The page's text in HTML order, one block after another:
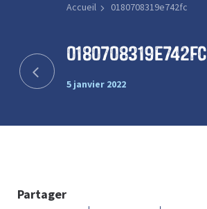
Accueil 0180708319e742fc
0180708319e742fc
5 janvier 2022
Partager